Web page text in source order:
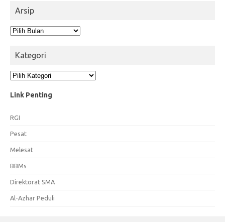
Arsip
Arsip
Kategori
Kategori
Link Penting
RGI
Pesat
Melesat
BBMs
Direktorat SMA
Al-Azhar Peduli